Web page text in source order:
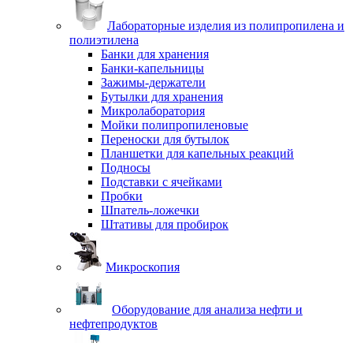
Лабораторные изделия из полипропилена и
полиэтилена
Банки для хранения
Банки-капельницы
Зажимы-держатели
Бутылки для хранения
Микролаборатория
Мойки полипропиленовые
Переноски для бутылок
Планшетки для капельных реакций
Подносы
Подставки с ячейками
Пробки
Шпатель-ложечки
Штативы для пробирок
Микроскопия
Оборудование для анализа нефти и
нефтепродуктов